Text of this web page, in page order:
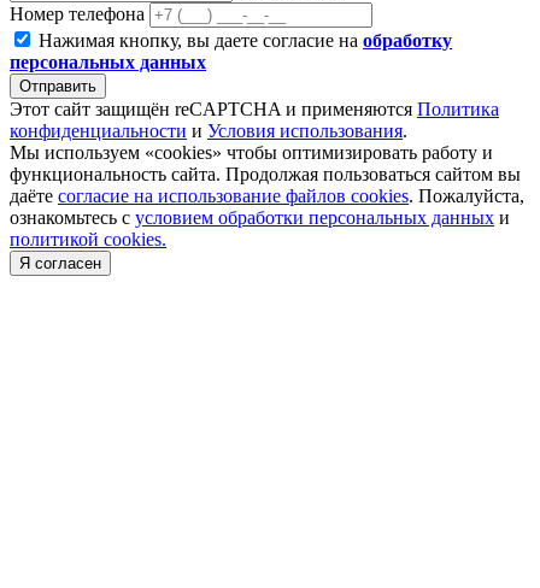
Номер телефона
Нажимая кнопку, вы даете согласие на обработку
персональных данных
Отправить
Этот сайт защищён reCAPTCHA и применяются Политика
конфиденциальности и Условия использования.
Мы используем «cookies» чтобы оптимизировать работу и
функциональность сайта. Продолжая пользоваться сайтом вы
даёте согласие на использование файлов cookies. Пожалуйста,
ознакомьтесь с условием обработки персональных данных и
политикой cookies.
Я согласен